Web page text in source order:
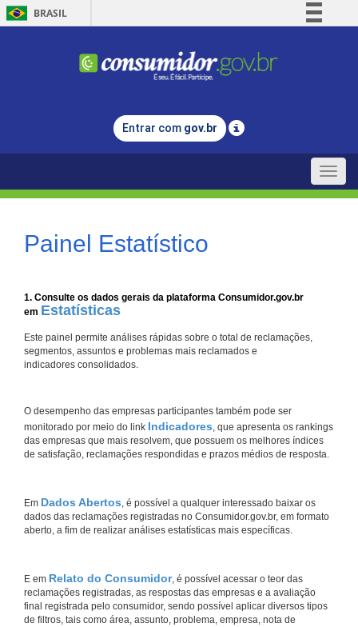
BRASIL
Comunica BR
Legislação
Entrar com gov.br
Toggle
Painel Estatístico
1. Consulte os dados gerais da plataforma Consumidor.gov.br
em Estatísticas
Este painel permite análises rápidas sobre o total de reclamações,
segmentos, assuntos e problemas mais reclamados e
indicadores consolidados.
O desempenho das empresas participantes também pode ser
monitorado por meio do link Indicadores, que apresenta os rankings
das empresas que mais resolvem, que possuem os melhores índices
de satisfação, reclamações respondidas e prazos médios de resposta.
Em Dados Abertos, é possível a qualquer interessado baixar os
dados das reclamações registradas no Consumidor.gov.br, em formato
aberto, a fim de realizar análises estatísticas mais específicas.
E em Relato do Consumidor, é possível acessar o teor das
reclamações registradas, as respostas das empresas e a avaliação
final registrada pelo consumidor, sendo possível aplicar diversos tipos
de filtros, tais como área, assunto, problema, empresa, nota de